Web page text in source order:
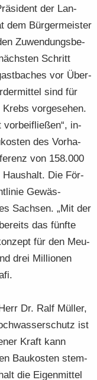
der Lan­
dem Bür­ger­meis­ter
Zu­wen­dungs­be­
Schritt
vor Über­
sind für
vor­ge­se­hen.
vor­bei­flie­ßen“, in­
des Vor­ha­
von 158.000
Haus­halt. Die För­
Ge­wäs­
Sach­sen. „Mit der
das fünf­te
für den Meu­
drei Mil­lio­nen
Dr. Ralf Mül­ler,
ist
Kraft kann
Bau­kos­ten stem­
die Ei­gen­mit­tel